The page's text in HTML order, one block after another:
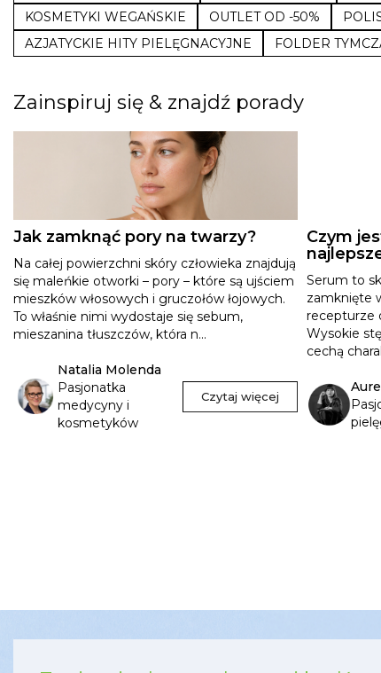
KOSMETYKI WEGAŃSKIE
OUTLET OD -50%
AZJATYCKIE HITY PIELĘGNACYJNE
FOLDER
Zainspiruj się & znajdź porady
Jak zamknąć pory na twarzy?
Na całej powierzchni skóry człowieka znajdują
się maleńkie otworki – pory – które są ujściem
mieszków włosowych i gruczołów łojowych.
To właśnie nimi wydostaje się sebum,
mieszanina tłuszczów, która n...
Natalia Molenda
Pasjonatka
medycyny i
kosmetyków
Czytaj więcej
Czym
Serum to
zamknięte
recepturze
Wysokie
cechą